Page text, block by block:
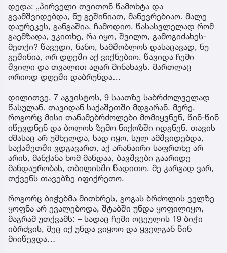
დედა: „პირველი თვითონ წამოხტა და
გვამშვიდებდა, ნუ გეშინიათ, მანევრებიაო. მალე
დაურეკეს, განგაშია, ჩამოდიო. წასასვლელად რომ
გაემზადა, ვკითხე, რა იყო, შვილო, გამოგიძახეს-
მეთქი? წავედი, ნანო, სამშობლოს დასაცავად, ნუ
გეშინია, ორ დღეში აქ ვიქნებიო. წავიდა ჩემი
შვილი და თვალით აღარ მინახავს. მართლაც
ორიოდ დღეში დაბრუნდა…
დილითვე, 7 აგვისტოს, 9 საათზე საბრძოლველად
წასულან. თავიდან საქაშეთში მდგარან. მერე,
როგორც მისი თანამებრძოლები მომიყვნენ, წინ-წინ
იწევდნენ და ბოლოს ზემო ნიქოზში იდგნენ. თავის
ძმასაც არ უმხელდა, სად იყო, სულ ამშვიდებდა,
საქაშეთში ვდგავართ, აქ არანაირი საფრთხე არ
არის, მანქანა ხომ მანდაა, ბავშვები გაარიდე
მანდაურობას, თბილისში წადითო. მე კარგად ვარ,
თქვენს თავებზე იფიქრეთო.
როგორც ბიჭებმა მითხრეს, გოგას ბრძოლის ველზე
ყოფნა არ ევალებოდა, შტაბში უნდა ყოფილიყო,
მაგრამ უთქვამს: – სადაც ჩემი ოცეულის 19 ბიჭი
იბრძვის, მეც იქ უნდა ვიყოო და ყველგან წინ
მიიწევდა…